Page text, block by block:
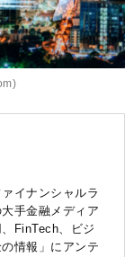
イナンシャルラ
手金融メディア
FinTech、ビジ
情報」にアンテ